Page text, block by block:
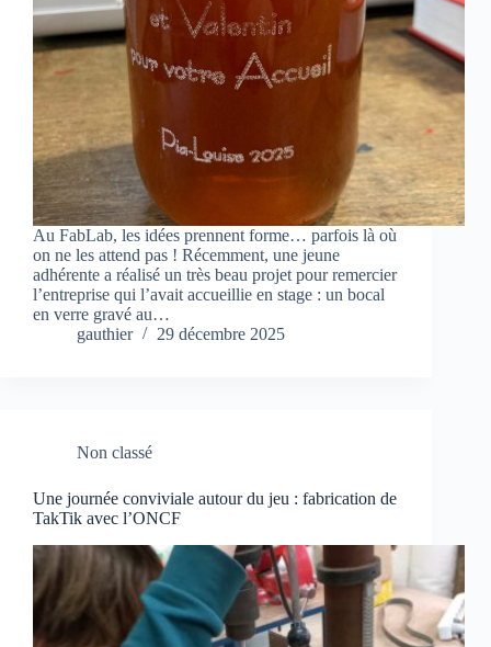
Au FabLab, les idées prennent forme… parfois là où
on ne les attend pas ! Récemment, une jeune
adhérente a réalisé un très beau projet pour remercier
l’entreprise qui l’avait accueillie en stage : un bocal
en verre gravé au…
gauthier
29 décembre 2025
Non classé
Une journée conviviale autour du jeu : fabrication de
TakTik avec l’ONCF